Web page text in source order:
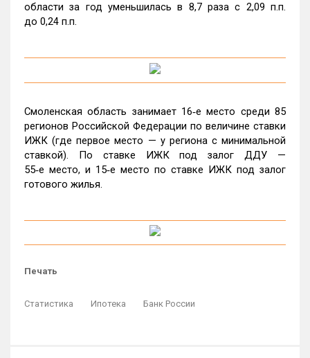
области за год уменьшилась в 8,7 раза с 2,09 п.п.
до 0,24 п.п.
Смоленская область занимает 16‑е место среди 85
регионов Российской Федерации по величине ставки
ИЖК (где первое место — у региона с минимальной
ставкой). По ставке ИЖК под залог ДДУ —
55‑е место, и 15‑е место по ставке ИЖК под залог
готового жилья.
Печать
Статистика Ипотека Банк России